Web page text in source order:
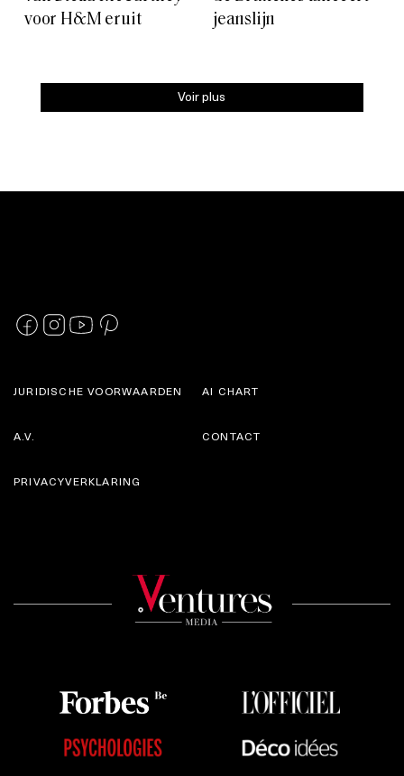
voor H&M eruit
jeanslijn
Voir plus
JURIDISCHE VOORWAARDEN
A.V.
AI CHART
CONTACT
PRIVACYVERKLARING